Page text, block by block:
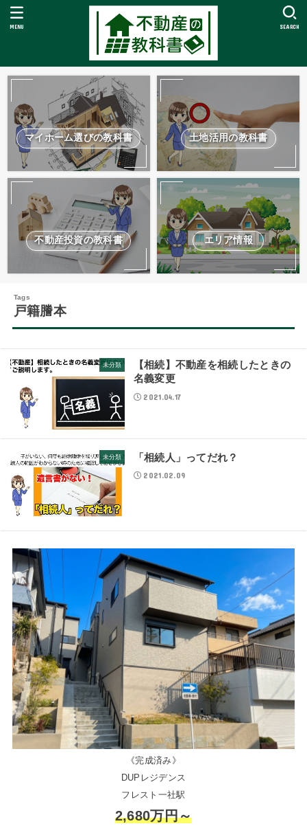
SEARCH
MENU
マイホーム選びの教科書 土地活用の教科書
不動産投資の教科書 エリア情報
戸籍謄本
未分類
【相続】不動産を相続したときの
名義変更
2021.04.17
未分類 「相続人」ってだれ？
2021.02.09
《完成済み》
DUPレジデンス
フレスト一社駅
2,680万円～